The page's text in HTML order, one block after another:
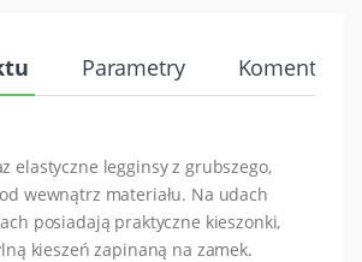
Parametry Komentarze
elastyczne legginsy z grubszego,
wewnątrz materiału. Na udach
posiadają praktyczne kieszonki,
kieszeń zapinaną na zamek.